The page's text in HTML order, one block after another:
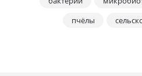
пчёлы